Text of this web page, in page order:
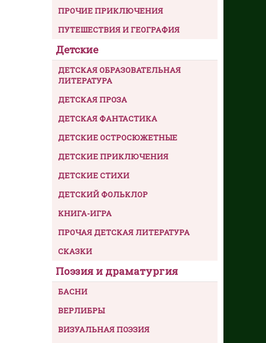
ПРОЧИЕ ПРИКЛЮЧЕНИЯ
ПУТЕШЕСТВИЯ И ГЕОГРАФИЯ
Детские
ДЕТСКАЯ ОБРАЗОВАТЕЛЬНАЯ
ЛИТЕРАТУРА
ДЕТСКАЯ ПРОЗА
ДЕТСКАЯ ФАНТАСТИКА
ДЕТСКИЕ ОСТРОСЮЖЕТНЫЕ
ДЕТСКИЕ ПРИКЛЮЧЕНИЯ
ДЕТСКИЕ СТИХИ
ДЕТСКИЙ ФОЛЬКЛОР
КНИГА-ИГРА
ПРОЧАЯ ДЕТСКАЯ ЛИТЕРАТУРА
СКАЗКИ
Поэзия и драматургия
БАСНИ
ВЕРЛИБРЫ
ВИЗУАЛЬНАЯ ПОЭЗИЯ